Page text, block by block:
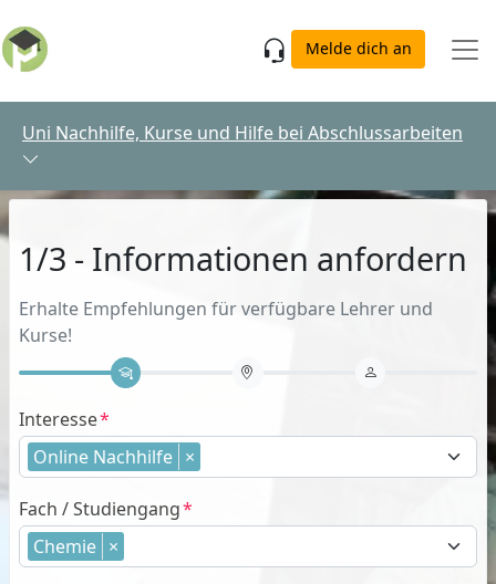
Melde dich an
Uni Nachhilfe, Kurse und Hilfe bei Abschlussarbeiten
1/3 - Informationen anfordern
Erhalte Empfehlungen für verfügbare Lehrer und
Kurse!
Interesse
Online Nachhilfe ×
Fach / Studiengang
Chemie ×